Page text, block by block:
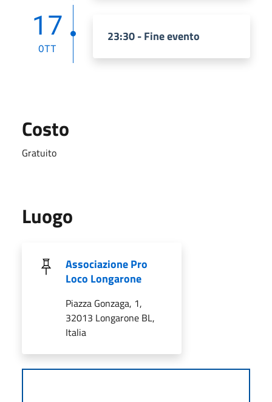
17
OTT
23:30 - Fine evento
Costo
Gratuito
Luogo
Associazione Pro
Loco Longarone
Piazza Gonzaga, 1,
32013 Longarone BL,
Italia